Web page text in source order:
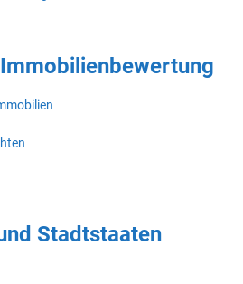
Stadtstaaten